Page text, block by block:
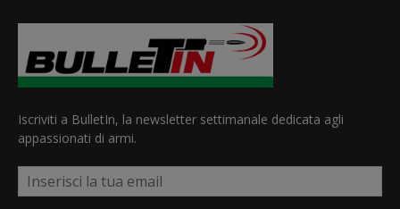
Iscriviti a BulletIn, la newsletter settimanale dedicata agli
appassionati di armi.